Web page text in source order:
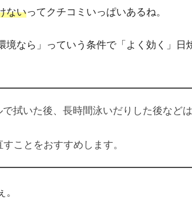
ないってクチコミいっぱいあるね。
境なら」っていう条件で「よく効く」日
拭いた後、長時間泳いだりした後など
ことをおすすめします。